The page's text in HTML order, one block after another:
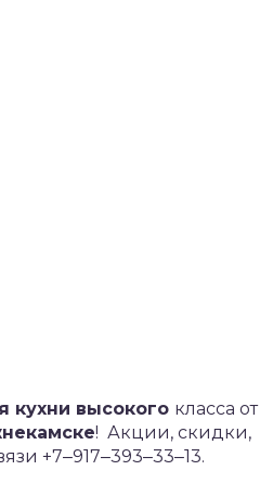
кухни высокого класса от
! Акции, скидки,
+7‒917‒393‒33‒13.